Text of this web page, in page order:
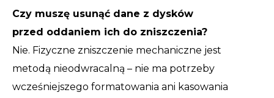
Czy muszę usunąć dane z dysków
przed oddaniem ich do zniszczenia?
Nie. Fizyczne zniszczenie mechaniczne jest
metodą nieodwracalną – nie ma potrzeby
wcześniejszego formatowania ani kasowania